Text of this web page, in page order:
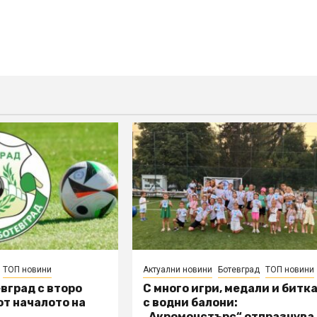
ТОП новини
с второ
началото на
Актуални новини Ботевград ТОП новини
С много игри, медали и
с водни балони: